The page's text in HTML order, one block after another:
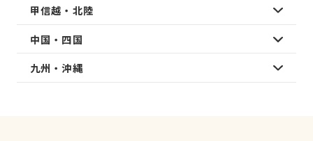
甲信越・北陸
中国・四国
九州・沖縄